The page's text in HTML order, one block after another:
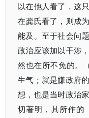
以在他人看了，这
在龚氏看了，则成
能及。至于社会问
政治应该加以干涉
然也在所不免的。
生气；就是嫌政府
想，也是当时政治
切著明，其所作的